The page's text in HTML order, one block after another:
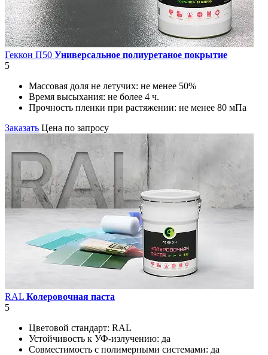
Геккон П50 Универсальное полиуретаное покрытие
5
Массовая доля не летучих: не менее 50%
Время высыхания: не более 4 ч.
Прочность пленки при растяжении: не менее 80 мПа
Заказать Цена по запросу
RAL Колеровочная паста
5
Цветовой стандарт: RAL
Устойчивость к УФ-излучению: да
Совместимость с полимерными системами: да